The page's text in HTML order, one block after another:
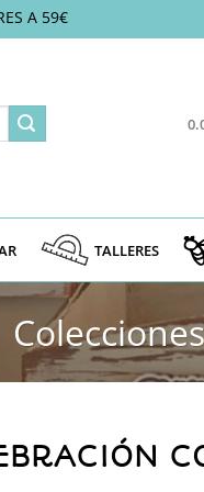
A 59€
TALLERES
Colecciones